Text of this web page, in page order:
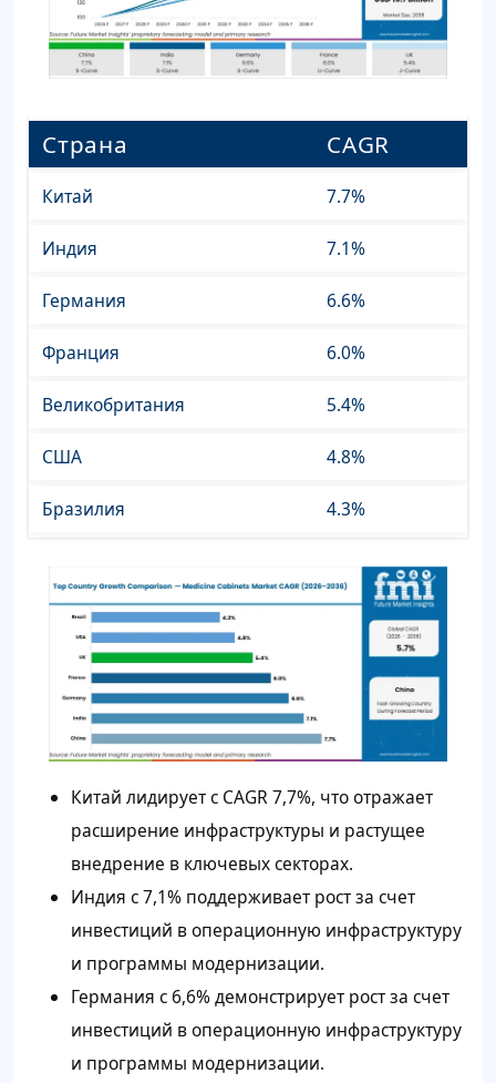
Страна CAGR
Китай 7.7%
Индия 7.1%
Германия 6.6%
Франция 6.0%
Великобритания 5.4%
США 4.8%
Бразилия 4.3%
Китай лидирует с CAGR 7,7%, что отражает
расширение инфраструктуры и растущее
внедрение в ключевых секторах.
Индия с 7,1% поддерживает рост за счет
инвестиций в операционную инфраструктуру
и программы модернизации.
Германия с 6,6% демонстрирует рост за счет
инвестиций в операционную инфраструктуру
и программы модернизации.